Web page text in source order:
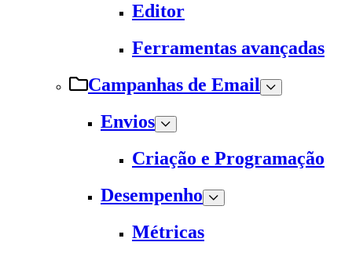
Editor
Ferramentas avançadas
Campanhas de Email
Envios
Criação e Programação
Desempenho
Métricas